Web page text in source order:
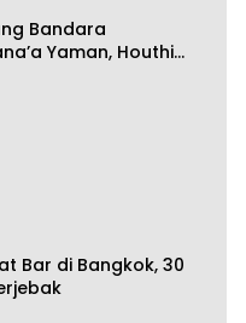
Bandara
Yaman, Houthi
Bar di Bangkok, 30